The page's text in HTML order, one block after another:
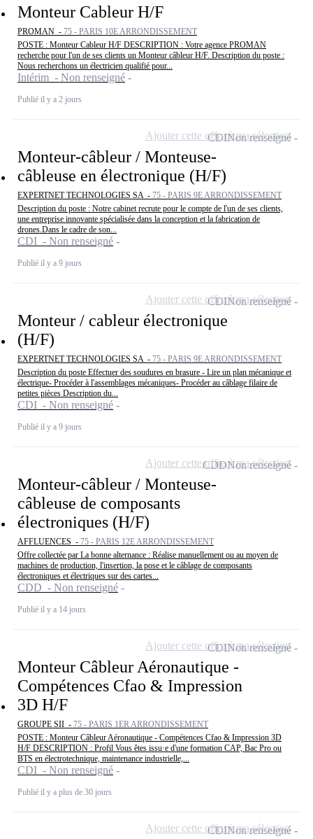
Monteur Cableur H/F
PROMAN - 75 - PARIS 10E ARRONDISSEMENT
POSTE : Monteur Cableur H/F DESCRIPTION : Votre agence PROMAN
recherche pour l'un de ses clients un Monteur câbleur H/F. Description du poste :
Nous recherchons un électricien qualifié pour...
Intérim - Non renseigné
Publié il y a 2 jours
Monteur-câbleur / Monteuse-
câbleuse en électronique (H/F)
EXPERTNET TECHNOLOGIES SA - 75 - PARIS 9E ARRONDISSEMENT
Description du poste : Notre cabinet recrute pour le compte de l'un de ses clients,
une entreprise innovante spécialisée dans la conception et la fabrication de
drones.Dans le cadre de son...
CDI - Non renseigné
Publié il y a 9 jours
CDINon renseigné
Ajouter cette offre à ma sélection
Monteur / cableur électronique
(H/F)
EXPERTNET TECHNOLOGIES SA - 75 - PARIS 9E ARRONDISSEMENT
Description du poste Effectuer des soudures en brasure - Lire un plan mécanique et
électrique- Procéder à l'assemblages mécaniques- Procéder au câblage filaire de
petites pièces Description du...
CDI - Non renseigné
Publié il y a 9 jours
CDINon renseigné
Ajouter cette offre à ma sélection
Monteur-câbleur / Monteuse-
câbleuse de composants
électroniques (H/F)
AFFLUENCES - 75 - PARIS 12E ARRONDISSEMENT
Offre collectée par La bonne alternance : Réalise manuellement ou au moyen de
machines de production, l'insertion, la pose et le câblage de composants
électroniques et électriques sur des cartes...
CDD - Non renseigné
Publié il y a 14 jours
CDDNon renseigné
Ajouter cette offre à ma sélection
Monteur Câbleur Aéronautique -
Compétences Cfao & Impression
3D H/F
GROUPE SII - 75 - PARIS 1ER ARRONDISSEMENT
POSTE : Monteur Câbleur Aéronautique - Compétences Cfao & Impression 3D
H/F DESCRIPTION : Profil Vous êtes issu·e d'une formation CAP, Bac Pro ou
BTS en électrotechnique, maintenance industrielle,...
CDI - Non renseigné
Publié il y a plus de 30 jours
CDINon renseigné
Ajouter cette offre à ma sélection
CDINon renseigné
Ajouter cette offre à ma sélection